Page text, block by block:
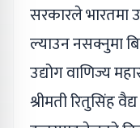
सरकारले भारतमा
ल्याउन नसक्नुमा
उद्योग वाणिज्य
श्रीमती रितुसिंह